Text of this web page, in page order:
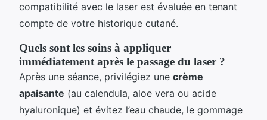
compatibilité avec le laser est évaluée en tenant
compte de votre historique cutané.
Quels sont les soins à appliquer
immédiatement après le passage du laser ?
Après une séance, privilégiez une crème
apaisante (au calendula, aloe vera ou acide
hyaluronique) et évitez l’eau chaude, le gommage